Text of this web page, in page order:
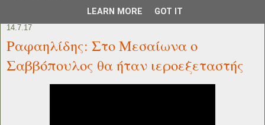
14.7.17
Ραφαηλίδης: Στο Μεσαίωνα ο
Σαββόπουλος θα ήταν ιεροεξεταστής
LEARN MORE GOT IT